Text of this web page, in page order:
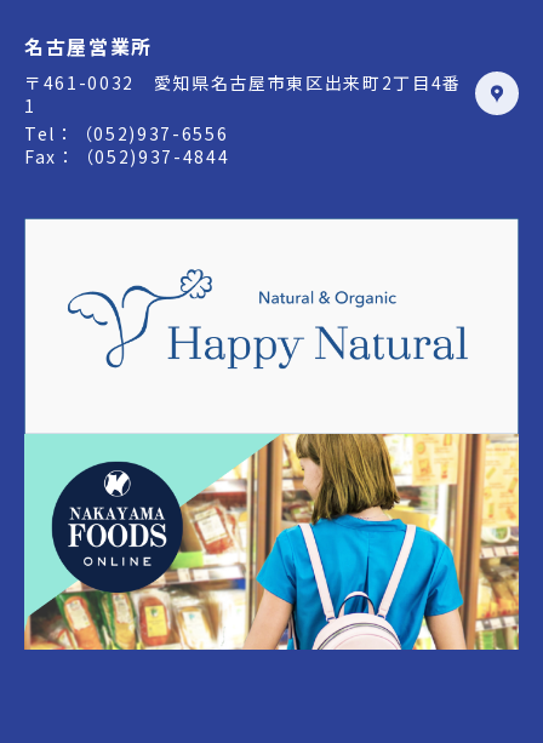
名古屋営業所
〒461-0032 愛知県名古屋市東区出来町2丁目4番
1
Tel：（052)937-6556
Fax：（052)937-4844